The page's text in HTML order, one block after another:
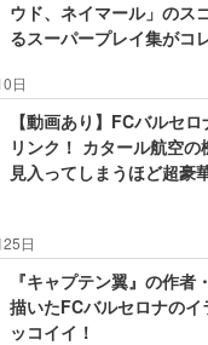
ウド、ネイマール」のス
るスーパープレイ集がコ
日
【動画あり】FCバルセ
リンク！ カタール航空
見入ってしまうほど超豪
日
『キャプテン翼』の作者
描いたFCバルセロナの
ッコイイ！